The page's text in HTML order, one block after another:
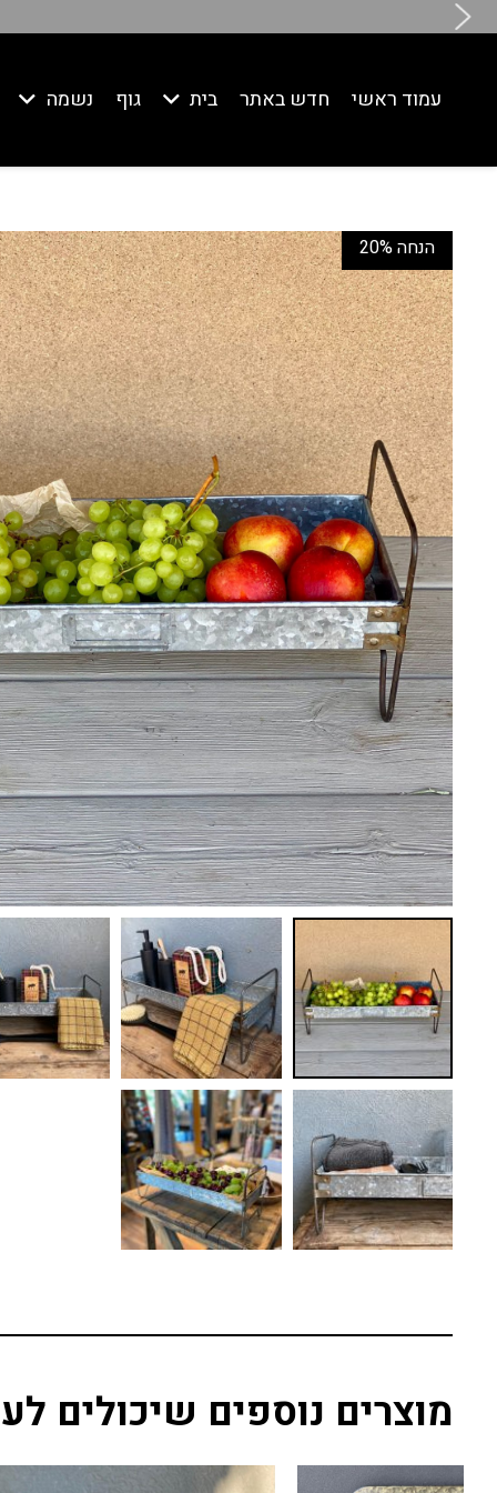
עמוד ראשי חדש באתר בית גוף נשמה
20% הנחה
מוצרים נוספים שיכולים
20% הנחה